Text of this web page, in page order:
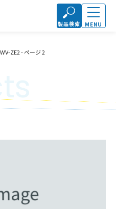
製品検索 MENU
ZE2-ページ 2